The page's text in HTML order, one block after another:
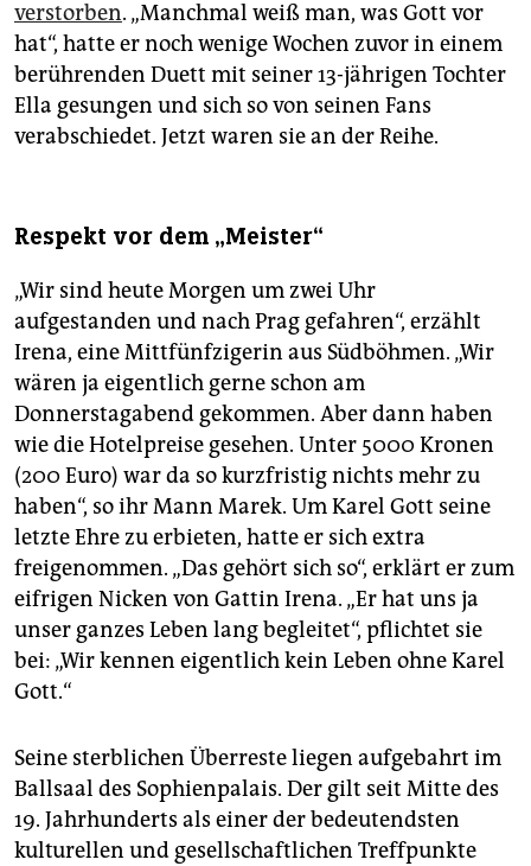
verstorben. „Manchmal weiß man, was Gott vor
hat“, hatte er noch wenige Wochen zuvor in einem
berührenden Duett mit seiner 13-jährigen Tochter
Ella gesungen und sich so von seinen Fans
verabschiedet. Jetzt waren sie an der Reihe.
Respekt vor dem „Meister“
„Wir sind heute Morgen um zwei Uhr
aufgestanden und nach Prag gefahren“, erzählt
Irena, eine Mittfünfzigerin aus Südböhmen. „Wir
wären ja eigentlich gerne schon am
Donnerstagabend gekommen. Aber dann haben
wie die Hotelpreise gesehen. Unter 5000 Kronen
(200 Euro) war da so kurzfristig nichts mehr zu
haben“, so ihr Mann Marek. Um Karel Gott seine
letzte Ehre zu erbieten, hatte er sich extra
freigenommen. „Das gehört sich so“, erklärt er zum
eifrigen Nicken von Gattin Irena. „Er hat uns ja
unser ganzes Leben lang begleitet“, pflichtet sie
bei: „Wir kennen eigentlich kein Leben ohne Karel
Gott.“
Seine sterblichen Überreste liegen aufgebahrt im
Ballsaal des Sophienpalais. Der gilt seit Mitte des
19. Jahrhunderts als einer der bedeutendsten
kulturellen und gesellschaftlichen Treffpunkte